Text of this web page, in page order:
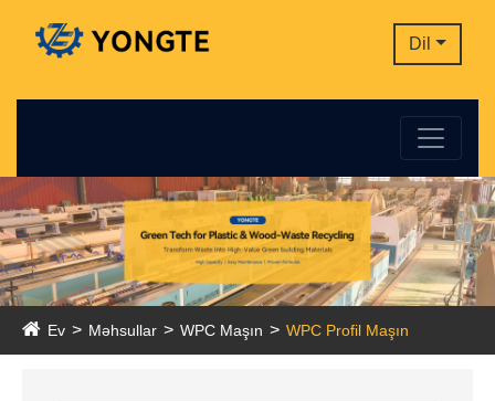
Dil
Ev Məhsullar WPC Maşın WPC Profil Maşın